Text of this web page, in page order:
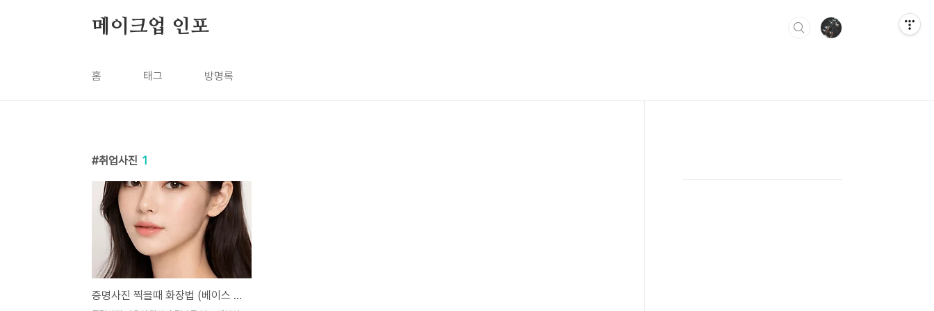
메이크업 인포
홈 태그 방명록
취업사진 1
증명사진 찍을때 화장법 (베이스 질감, 플래시 대응, 눈매 보정)